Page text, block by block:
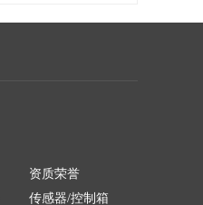
资质荣誉
传感器/控制箱